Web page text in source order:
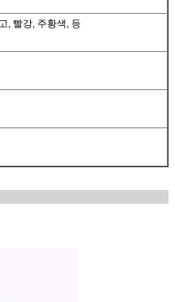
, 빨강, 주황색, 등
림